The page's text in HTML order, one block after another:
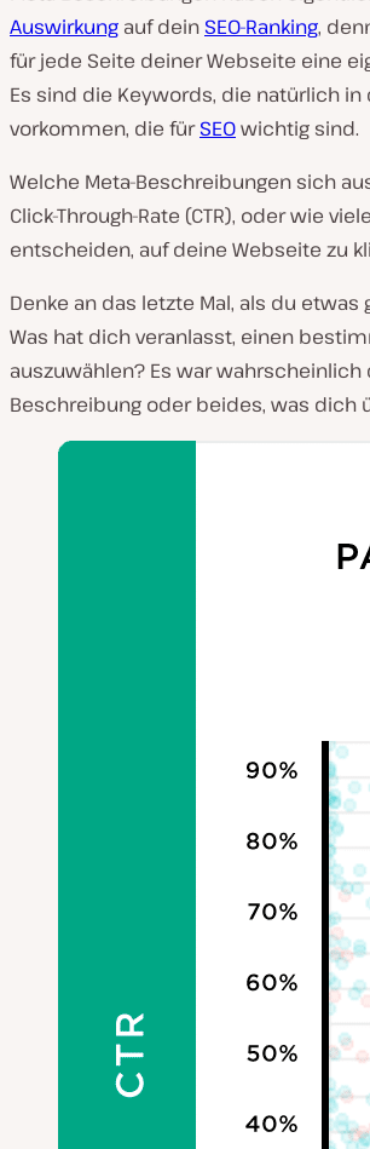
Auswirkung auf dein SEO-Ranking,
für jede Seite deiner Webseite eine
Es sind die Keywords, die natürlich
vorkommen, die fürSEOwichtig sind.
Welche Meta-Beschreibungen sich
Click-Through-Rate (CTR), oder wie
entscheiden, auf deine Webseite zu
Denke an das letzte Mal, als du etwas
Was hat dich veranlasst, einen
auszuwählen? Es war wahrscheinlich
Beschreibung oder beides, was dich